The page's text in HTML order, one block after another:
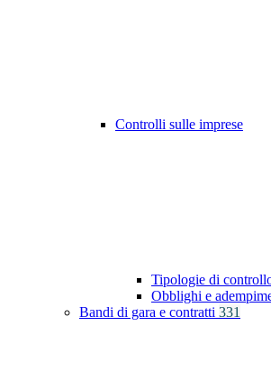
Controlli sulle imprese
Tipologie di
Obblighi e
Bandi di gara e contratti 331